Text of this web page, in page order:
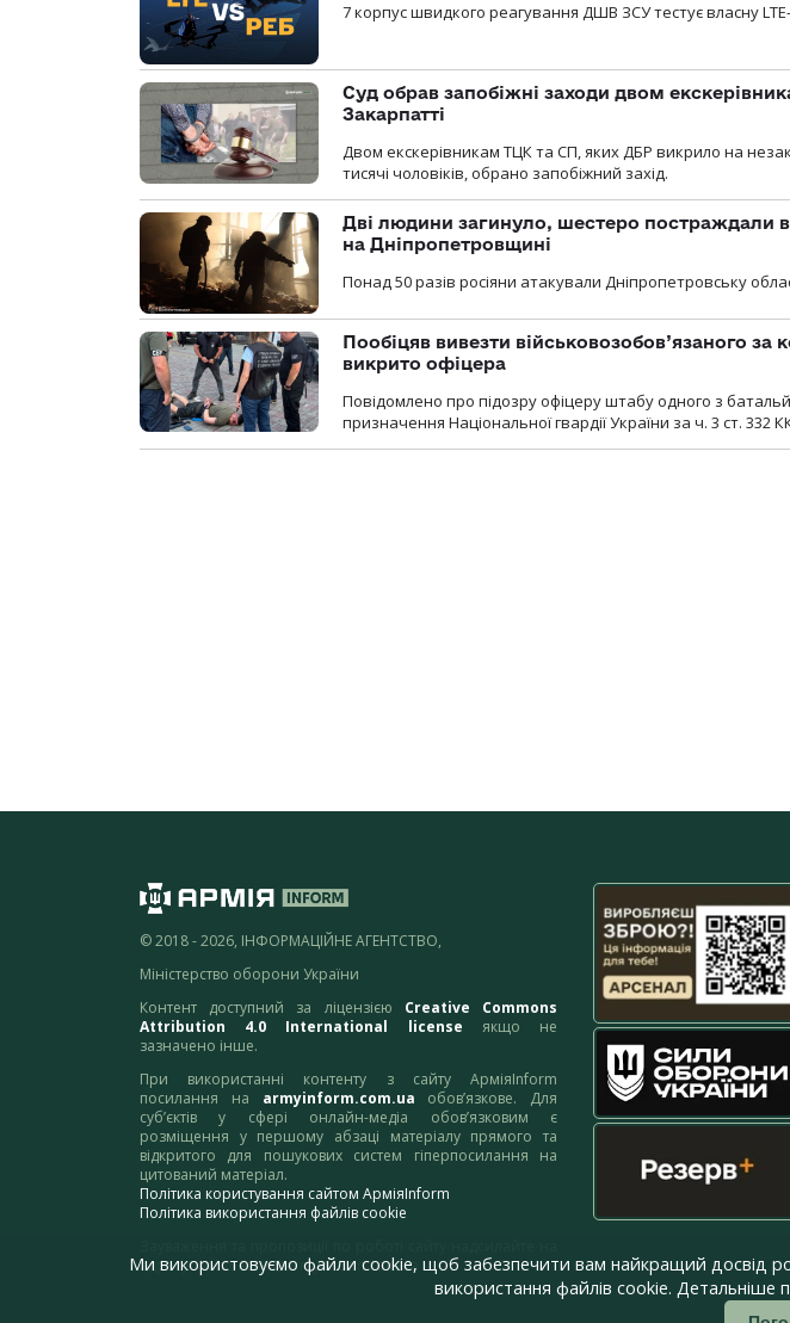
7 корпус швидкого реагування ДШВ ЗСУ тестує власну
Суд обрав запобіжні заходи двом
Закарпатті
Двом екскерівникам ТЦК та СП, яких ДБР викрило на
тисячі чоловіків, обрано запобіжний захід.
Дві людини загинуло, шестеро постраждали
на Дніпропетровщині
Понад 50 разів росіяни атакували Дніпропетровську
Пообіцяв вивезти військовозобов’язаного за
викрито офіцера
Повідомлено про підозру офіцеру штабу одного з
призначення Національної гвардії України за ч. 3 ст. 332
© 2018 - 2026, ІНФОРМАЦІЙНЕ АГЕНТСТВО,
Міністерство оборони України
Контент доступний за ліцензією Creative Commons
Attribution 4.0 International license якщо не
зазначено інше.
При використанні контенту з сайту АрміяInform
посилання на armyinform.com.ua обов’язкове. Для
суб’єктів у сфері онлайн-медіа обов’язковим є
розміщення у першому абзаці матеріалу прямого та
відкритого для пошукових систем гіперпосилання на
цитований матеріал.
Політика користування сайтом АрміяInform
Політика використання файлів cookie
адресу:webmaster@armyinform.com.ua
Ми використовуємо файли cookie, щоб забезпечити вам найкращий досвід
використання файлів cookie. Детальніше